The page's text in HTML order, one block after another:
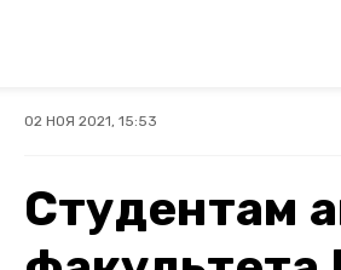
02 НОЯ 2021, 15:53
Студентам